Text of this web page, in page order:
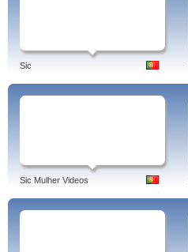
Sic
Sic Mulher Videos